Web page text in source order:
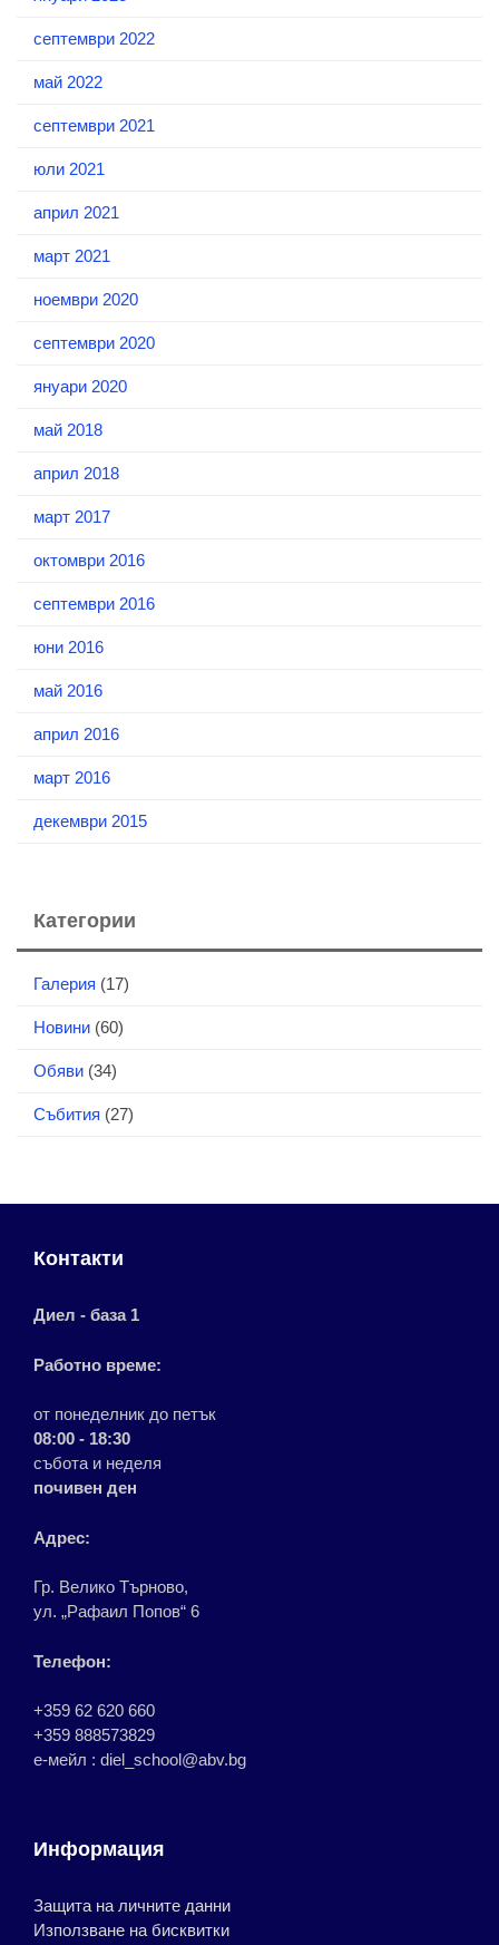
септември 2022
май 2022
септември 2021
юли 2021
април 2021
март 2021
ноември 2020
септември 2020
януари 2020
май 2018
април 2018
март 2017
октомври 2016
септември 2016
юни 2016
май 2016
април 2016
март 2016
декември 2015
Категории
Галерия (17)
Новини (60)
Обяви (34)
Събития (27)
Контакти
Диел - база 1
Работно време:
от понеделник до петък
08:00 - 18:30
събота и неделя
почивен ден
Адрес:
Гр. Велико Търново,
ул. „Рафаил Попов“ 6
Телефон:
+359 62 620 660
+359 888573829
е-мейл : diel_school@abv.bg
Информация
Защита на личните данни
Използване на бисквитки